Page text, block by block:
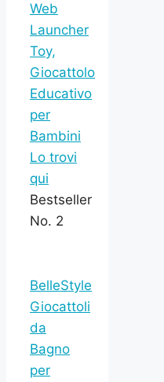
Web
Launcher
Toy,
Giocattolo
Educativo
per
Bambini
Lo trovi
qui
Bestseller
No. 2
BelleStyle
Giocattoli
da
Bagno
per